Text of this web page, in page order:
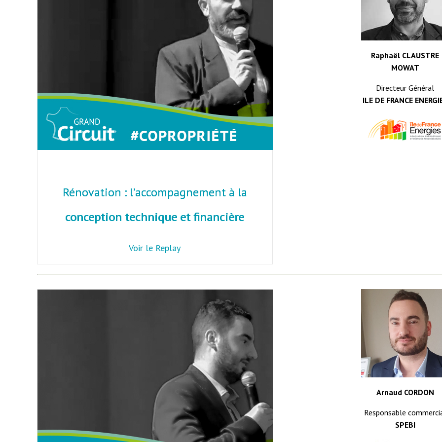
Rénovation : l’accompagnement à la
conception technique et financière
Voir le Replay
Raphaël CLAUSTRE
MOWAT
Directeur Général
ILE DE FRANCE
Arnaud CORDON
Responsable
SPEBI